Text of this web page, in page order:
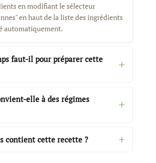
en modifiant le sélecteur
en haut de la liste des ingrédients
automatiquement.
faut-il pour préparer cette
elle à des régimes
contient cette recette ?